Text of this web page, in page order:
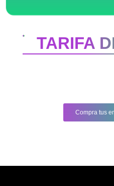
TARIFA
Compra tus